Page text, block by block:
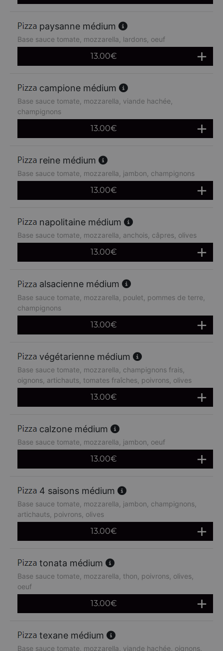
paysanne médium
Base sauce tomate, mozzarella, lardons, oeuf
13.00€
campione médium
Base sauce tomate, mozzarella, viande hachée,
champignons
13.00€
reine médium
Base sauce tomate, mozzarella, jambon, champignons
13.00€
napolitaine médium
Base sauce tomate, mozzarella, anchois, câpres, olives
13.00€
alsacienne médium
Base sauce tomate, mozzarella, poulet, pommes de terre,
champignons
13.00€
végétarienne médium
Base sauce tomate, mozzarella, champignons frais,
oignons, artichauts, tomates fraîches, poivrons, olives
13.00€
calzone médium
Base sauce tomate, mozzarella, jambon, oeuf
13.00€
4 saisons médium
Base sauce tomate, mozzarella, jambon, champignons,
artichauts, poivrons, olives
13.00€
tonata médium
Base sauce tomate, mozzarella, thon, poivrons, olives,
oeuf
13.00€
texane médium
Base sauce tomate, mozzarella, viande hachée, oignons,